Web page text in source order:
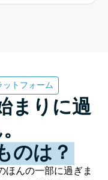
トフォーム
まりに過
のは？
ほんの一部に過ぎま